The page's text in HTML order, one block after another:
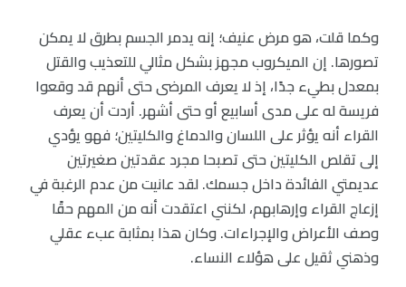
وكما قلت، هو مرض عنيف؛ إنه يدمر الجسم بطرق لا يمكن
تصورها. إن الميكروب مجهز بشكل مثالي للتعذيب والقتل
بمعدل بطيء جدًا، إذ لا يعرف المرضى حتى أنهم قد وقعوا
فريسة له على مدى أسابيع أو حتى أشهر. أردت أن يعرف
القراء أنه يؤثر على اللسان والدماغ والكليتين؛ فهو يؤدي
إلى تقلص الكليتين حتى تصبحا مجرد عقدتين صغيرتين
عديمتي الفائدة داخل جسمك. لقد عانيت من عدم الرغبة في
إزعاج القراء وإرهابهم، لكنني اعتقدت أنه من المهم حقًا
وصف الأعراض والإجراءات. وكان هذا بمثابة عبء عقلي
وذهني ثقيل على هؤلاء النساء.